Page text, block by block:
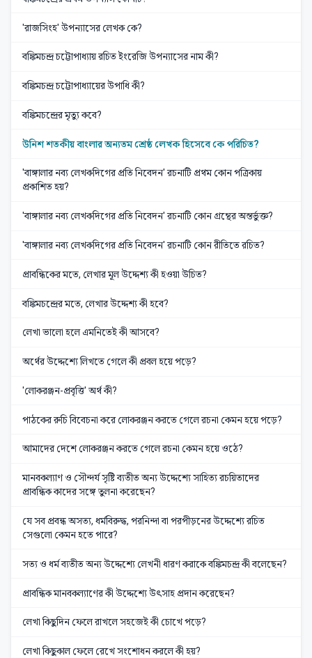
'রাজসিংহ' উপন্যাসের লেখক কে?
বঙ্কিমচন্দ্র চট্টোপাধ্যায় রচিত ইংরেজি উপন্যাসের নাম কী?
বঙ্কিমচন্দ্র চট্টোপাধ্যায়ের উপাধি কী?
বঙ্কিমচন্দ্রের মৃত্যু কবে?
উনিশ শতকীয় বাংলার অন্যতম শ্রেষ্ঠ লেখক হিসেবে কে পরিচিত?
'বাঙ্গালার নব্য লেখকদিগের প্রতি নিবেদন' রচনাটি প্রথম কোন পত্রিকায়
প্রকাশিত হয়?
'বাঙ্গালার নব্য লেখকদিগের প্রতি নিবেদন' রচনাটি কোন গ্রন্থের অন্তর্ভুক্ত?
'বাঙ্গালার নব্য লেখকদিগের প্রতি নিবেদন' রচনাটি কোন রীতিতে রচিত?
প্রাবন্ধিকের মতে, লেখার মূল উদ্দেশ্য কী হওয়া উচিত?
বঙ্কিমচন্দ্রের মতে, লেখার উদ্দেশ্য কী হবে?
লেখা ভালো হলে এমনিতেই কী আসবে?
অর্থের উদ্দেশ্যে লিখতে গেলে কী প্রবল হয়ে পড়ে?
'লোকরঞ্জন-প্রবৃত্তি' অর্থ কী?
পাঠকের রুচি বিবেচনা করে লোকরঞ্জন করতে গেলে রচনা কেমন হয়ে পড়ে?
আমাদের দেশে লোকরঞ্জন করতে গেলে রচনা কেমন হয়ে ওঠে?
মানবকল্যাণ ও সৌন্দর্য সৃষ্টি ব্যতীত অন্য উদ্দেশ্যে সাহিত্য রচয়িতাদের
প্রাবন্ধিক কাদের সঙ্গে তুলনা করেছেন?
যে সব প্রবন্ধ অসত্য, ধর্মবিরুদ্ধ, পরনিন্দা বা পরপীড়নের উদ্দেশ্যে রচিত
সেগুলো কেমন হতে পারে?
সত্য ও ধর্ম ব্যতীত অন্য উদ্দেশ্যে লেখনী ধারণ করাকে বঙ্কিমচন্দ্র কী বলেছেন?
প্রাবন্ধিক মানবকল্যাণের কী উদ্দেশ্যে উৎসাহ প্রদান করেছেন?
লেখা কিছুদিন ফেলে রাখলে সহজেই কী চোখে পড়ে?
লেখা কিছুকাল ফেলে রেখে সংশোধন করলে কী হয়?